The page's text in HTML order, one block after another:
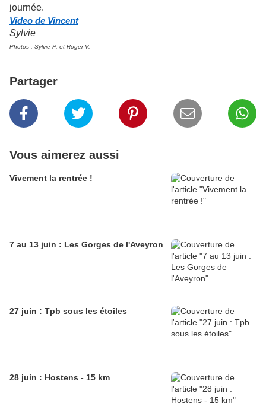
journée.
Video de Vincent
Sylvie
Photos : Sylvie P. et Roger V.
Partager
Vous aimerez aussi
Vivement la rentrée !
7 au 13 juin : Les Gorges de l'Aveyron
27 juin : Tpb sous les étoiles
28 juin : Hostens - 15 km